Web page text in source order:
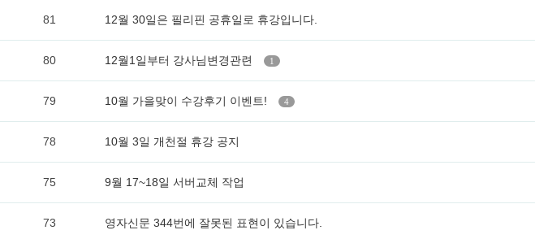
81 12월 30일은 필리핀 공휴일로 휴강입니다.
80 12월1일부터 강사님변경관련 1
79 10월 가을맞이 수강후기 이벤트! 4
78 10월 3일 개천절 휴강 공지
75 9월 17~18일 서버교체 작업
73 영자신문 344번에 잘못된 표현이 있습니다.